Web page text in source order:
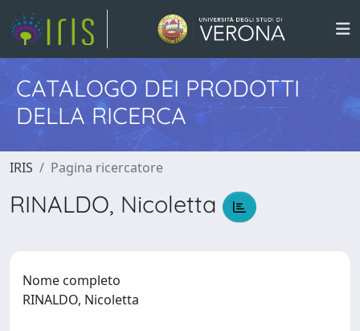
CATALOGO DEI PRODOTTI
DELLA RICERCA
IRIS Pagina ricercatore
RINALDO, Nicoletta
Nome completo
RINALDO, Nicoletta